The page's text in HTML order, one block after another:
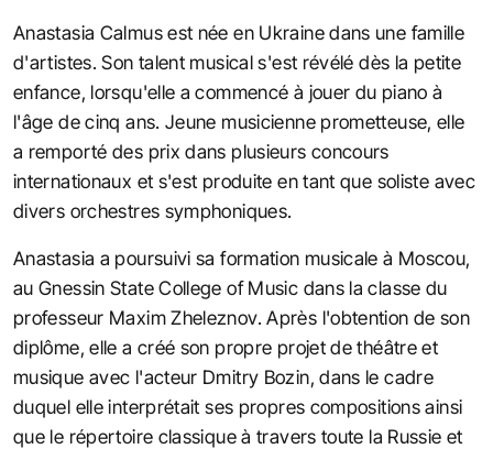
Anastasia Calmus est née en Ukraine dans une famille
d'artistes. Son talent musical s'est révélé dès la petite
enfance, lorsqu'elle a commencé à jouer du piano à
l'âge de cinq ans. Jeune musicienne prometteuse, elle
a remporté des prix dans plusieurs concours
internationaux et s'est produite en tant que soliste avec
divers orchestres symphoniques.
Anastasia a poursuivi sa formation musicale à Moscou,
au Gnessin State College of Music dans la classe du
professeur Maxim Zheleznov. Après l'obtention de son
diplôme, elle a créé son propre projet de théâtre et
musique avec l'acteur Dmitry Bozin, dans le cadre
duquel elle interprétait ses propres compositions ainsi
que le répertoire classique à travers toute la Russie et